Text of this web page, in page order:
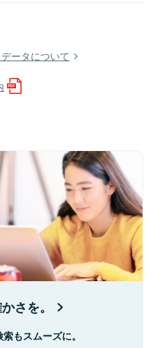
ータについて
さを。
もスムーズに。